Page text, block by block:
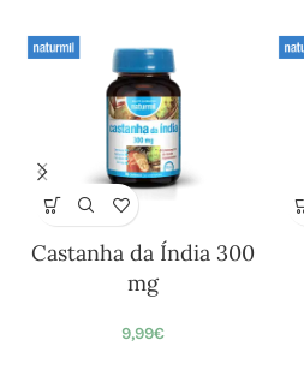
Castanha da Índia 300
mg
9,99€